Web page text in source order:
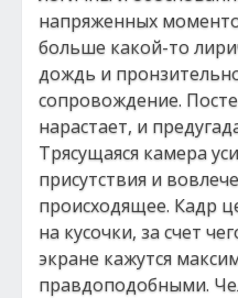
напряженных
больше какой-то
дождь и
сопровождение.
нарастает, и
Трясущаяся камера
присутствия и
происходящее. Кадр
на кусочки, за счет
экране кажутся
правдоподобными.